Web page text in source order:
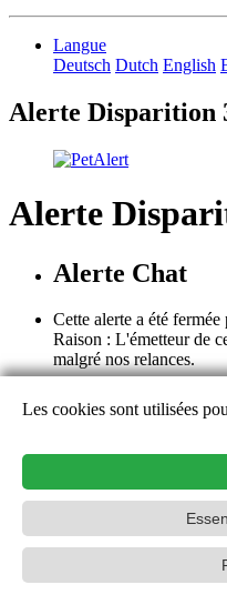
Langue
Deutsch Dutch English
Alerte Disparition
Alerte
Alerte Chat
Cette alerte a été
Raison : L'émetteur de
malgré nos relances.
Cette alerte est close. Les
consultables, à l'exception de
Aide
2015-
Les cookies sont utilisées